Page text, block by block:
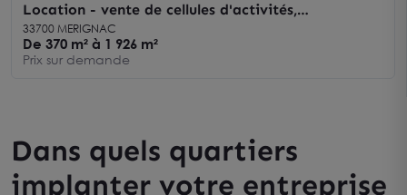
Location - vente de cellules d'activités,
commerciales et bureaux à Mérignac, divisibles à
partir de 112 m²
33700 MERIGNAC
De 370 m² à 1 926 m²
Prix sur demande
Dans quels quartiers
implanter votre entreprise